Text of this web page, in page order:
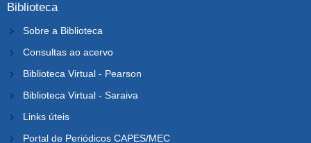
Biblioteca
Sobre a Biblioteca
Consultas ao acervo
Biblioteca Virtual - Pearson
Biblioteca Virtual - Saraiva
Links úteis
Portal de Periódicos CAPES/MEC